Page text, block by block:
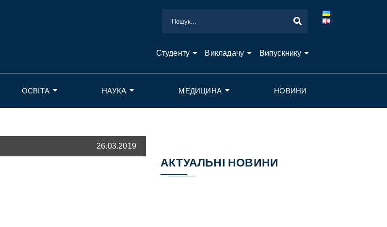
Студенту Викладачу Випускнику
ОСВІТА НАУКА МЕДИЦИНА НОВИНИ
26.03.2019
АКТУАЛЬНІ НОВИНИ